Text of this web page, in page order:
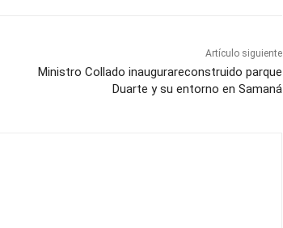
Artículo siguiente
Ministro Collado inaugurareconstruido parque
Duarte y su entorno en Samaná